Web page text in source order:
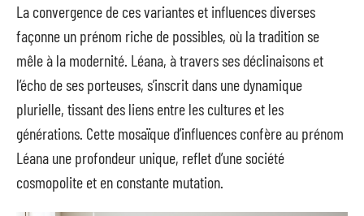
La convergence de ces variantes et influences diverses
façonne un prénom riche de possibles, où la tradition se
mêle à la modernité. Léana, à travers ses déclinaisons et
l’écho de ses porteuses, s’inscrit dans une dynamique
plurielle, tissant des liens entre les cultures et les
générations. Cette mosaïque d’influences confère au prénom
Léana une profondeur unique, reflet d’une société
cosmopolite et en constante mutation.